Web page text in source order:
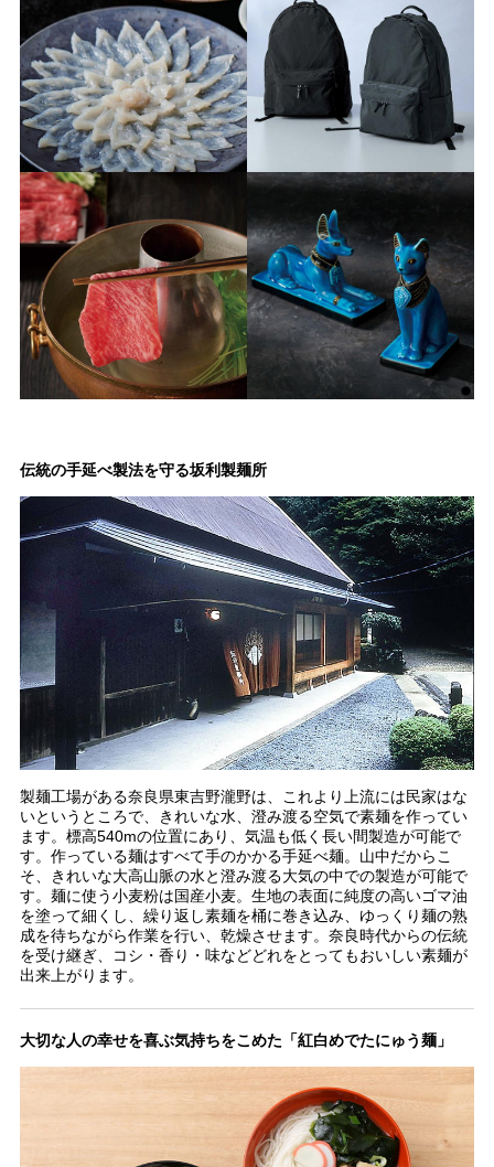
伝統の手延べ製法を守る坂利製麺所
製麺工場がある奈良県東吉野瀧野は、これより上流には民家はな
いというところで、きれいな水、澄み渡る空気で素麺を作ってい
ます。標高540mの位置にあり、気温も低く長い間製造が可能で
す。作っている麺はすべて手のかかる手延べ麺。山中だからこ
そ、きれいな大高山脈の水と澄み渡る大気の中での製造が可能で
す。麺に使う小麦粉は国産小麦。生地の表面に純度の高いゴマ油
を塗って細くし、繰り返し素麺を桶に巻き込み、ゆっくり麺の熟
成を待ちながら作業を行い、乾燥させます。奈良時代からの伝統
を受け継ぎ、コシ・香り・味などどれをとってもおいしい素麺が
出来上がります。
大切な人の幸せを喜ぶ気持ちをこめた「紅白めでたにゅう麺」